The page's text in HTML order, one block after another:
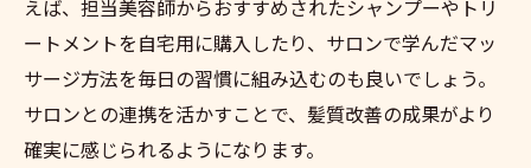
えば、担当美容師からおすすめされたシャンプーやトリ
ートメントを自宅用に購入したり、サロンで学んだマッ
サージ方法を毎日の習慣に組み込むのも良いでしょう。
サロンとの連携を活かすことで、髪質改善の成果がより
確実に感じられるようになります。